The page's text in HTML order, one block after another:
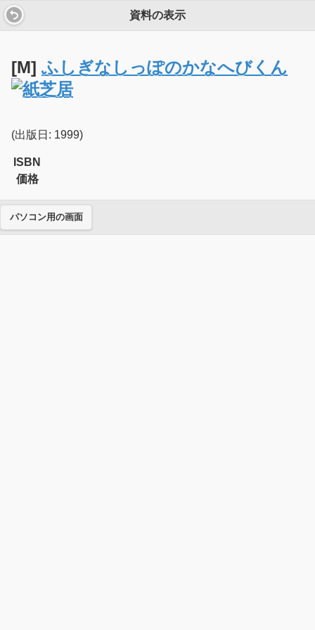
資料の表示
[M] ふしぎなしっぽのかなへびくん
(出版日: 1999)
ISBN
価格
パソコン用の画面